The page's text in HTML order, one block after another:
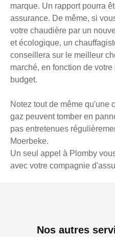
marque. Un rapport pourra
assurance. De même, si
votre chaudière par un
et écologique, un
conseillera sur le meilleur
marché, en fonction de
budget.
Notez tout de même qu'une
gaz peuvent tomber en
pas entretenues
Moerbeke.
Un seul appel à Plomby
avec votre compagnie
Nos autres